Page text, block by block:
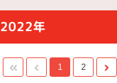
年
1 2